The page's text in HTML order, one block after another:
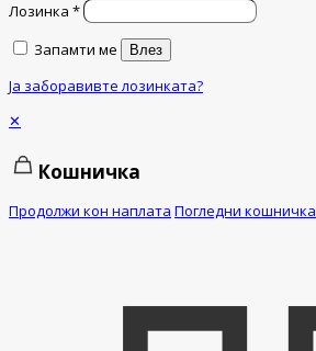
Лозинка *
Запамти ме
Влез
Ја заборавивте лозинката?
✕
Кошничка
Продолжи кон наплата Погледни кошничка